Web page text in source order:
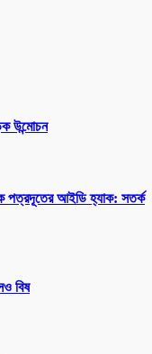
উন্মোচন
পত্রদূতের আইডি হ্যাক: সতর্ক
বিষ